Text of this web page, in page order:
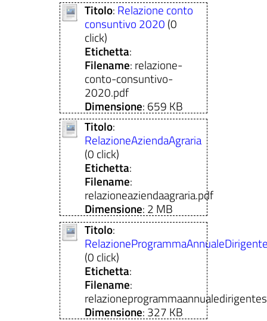
Titolo: Relazione conto
consuntivo 2020 (0
click)
Etichetta:
Filename: relazione-
conto-consuntivo-
2020.pdf
Dimensione: 659 KB
Titolo:
RelazioneAziendaAgraria
(0 click)
Etichetta:
Filename:
relazioneaziendaagraria.pdf
Dimensione: 2 MB
Titolo:
(0 click)
Etichetta:
Filename:
Dimensione: 327 KB